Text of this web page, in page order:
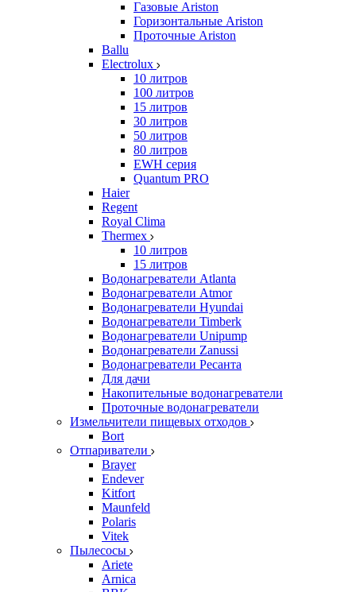
Газовые Ariston
Горизонтальные Ariston
Проточные Ariston
Ballu
Electrolux
10 литров
100 литров
15 литров
30 литров
50 литров
80 литров
EWH серия
Quantum PRO
Haier
Regent
Royal Clima
Thermex
10 литров
15 литров
Водонагреватели Atlanta
Водонагреватели Atmor
Водонагреватели Hyundai
Водонагреватели Timberk
Водонагреватели Unipump
Водонагреватели Zanussi
Водонагреватели Ресанта
Для дачи
Накопительные водонагреватели
Проточные водонагреватели
Измельчители пищевых отходов
Bort
Отпариватели
Brayer
Endever
Kitfort
Maunfeld
Polaris
Vitek
Пылесосы
Ariete
Arnica